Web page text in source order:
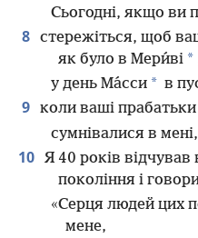
Сьогодні, якщо ви
8 стережіться, щоб
як було в Мери́ві *
у день Ма́сси * в
9 коли ваші
сумнівалися в
10 Я 40 років відчував
покоління і
«Серця людей цих
мене,